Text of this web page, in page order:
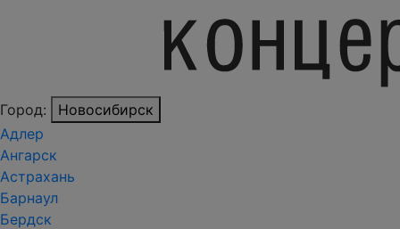
Город:
Новосибирск
Адлер
Ангарск
Астрахань
Барнаул
Бердск